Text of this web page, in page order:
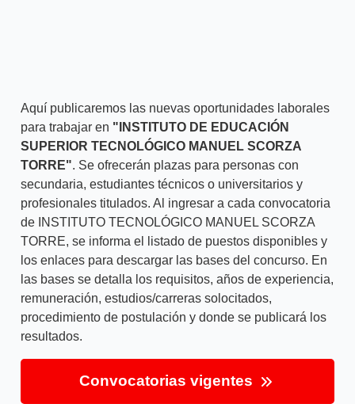
Aquí publicaremos las nuevas oportunidades laborales
para trabajar en "INSTITUTO DE EDUCACIÓN
SUPERIOR TECNOLÓGICO MANUEL SCORZA
TORRE". Se ofrecerán plazas para personas con
secundaria, estudiantes técnicos o universitarios y
profesionales titulados. Al ingresar a cada convocatoria
de INSTITUTO TECNOLÓGICO MANUEL SCORZA
TORRE, se informa el listado de puestos disponibles y
los enlaces para descargar las bases del concurso. En
las bases se detalla los requisitos, años de experiencia,
remuneración, estudios/carreras solocitados,
procedimiento de postulación y donde se publicará los
resultados.
Convocatorias vigentes